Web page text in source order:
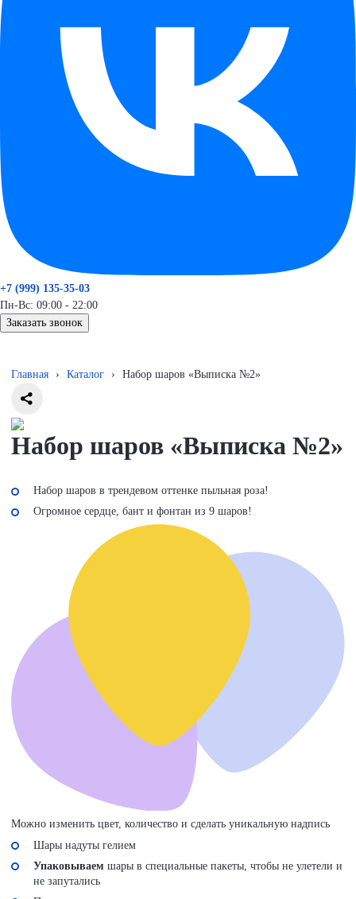
+7 (999) 135-35-03
Пн-Вс: 09:00 - 22:00
Заказать звонок
Главная › Каталог › Набор шаров «Выписка №2»
Набор шаров «Выписка №2»
Набор шаров в трендевом оттенке пыльная роза!
Огромное сердце, бант и фонтан из 9 шаров!
Можно изменить цвет, количество и сделать уникальную надпись
Шары надуты гелием
Упаковываем шары в специальные пакеты, чтобы не улетели и
не запутались